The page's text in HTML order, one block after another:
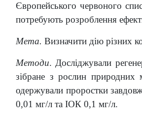
Європейського червоного
потребують розроблення
Мета. Визначити дію різних
Методи. Досліджували
зібране з рослин природних
одержували проростки
0,01 мг/л та ІОК 0,1 мг/л.